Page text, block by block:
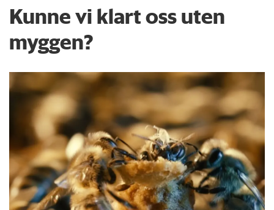
Kunne vi klart oss uten
myggen?